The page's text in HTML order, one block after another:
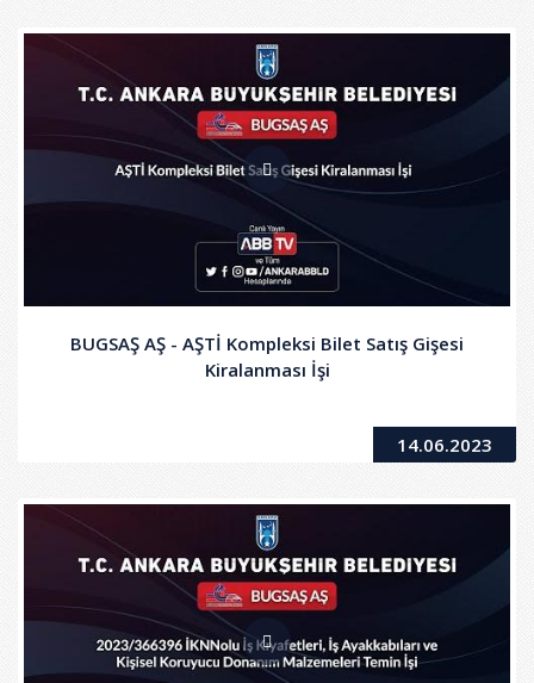
BUGSAŞ AŞ - AŞTİ Kompleksi Bilet Satış Gişesi
Kiralanması İşi
14.06.2023